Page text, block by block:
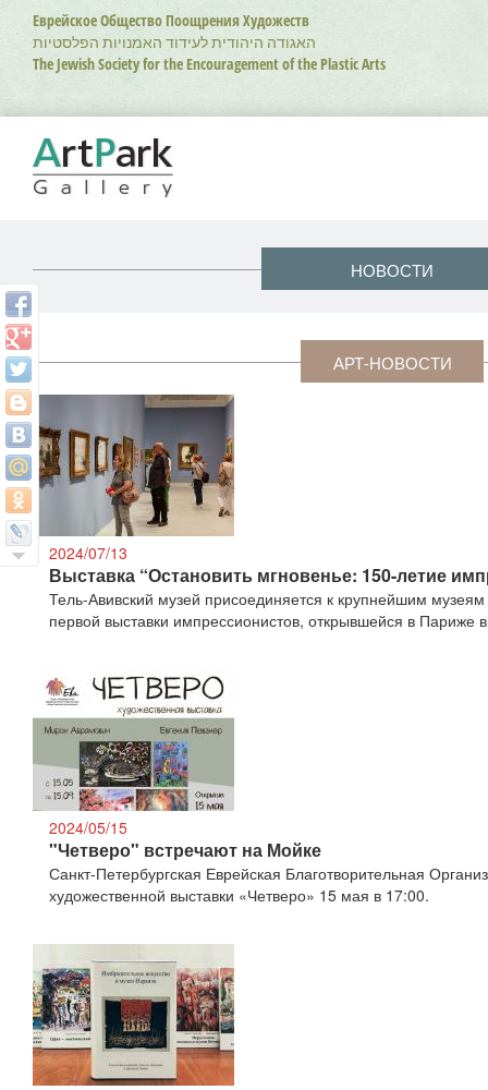
Перейти
основному
содержанию
Еврейское Общество Поощрения Художеств
האגודה היהודית לעידוד האמנויות הפלסטיות
The Jewish Society for the Encouragement of the Plastic Arts
НОВОСТИ
АРТ-НОВОСТИ
2024/07/13
Выставка “Остановить мгновенье: 150-летие
Тель-Авивский музей присоединяется к крупнейшим
первой выставки импрессионистов, открывшейся в Париже
2024/05/15
"Четверо" встречают на Мойке
Санкт-Петербургская Еврейская Благотворительная
художественной выставки «Четверо» 15 мая в 17:00.